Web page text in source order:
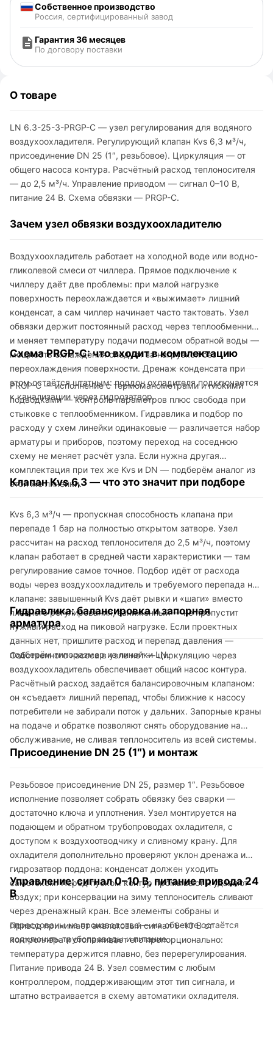
Собственное производство
Россия, сертифицированный завод
Гарантия 36 месяцев
По договору поставки
О товаре
LN 6.3-25-3-PRGP-C — узел регулирования для водяного
воздухоохладителя. Регулирующий клапан Kvs 6,3 м³/ч,
присоединение DN 25 (1″, резьбовое). Циркуляция — от
общего насоса контура. Расчётный расход теплоносителя
— до 2,5 м³/ч. Управление приводом — сигнал 0–10 В,
питание 24 В. Схема обвязки — PRGP-C.
Зачем узел обвязки воздухоохладителю
Воздухоохладитель работает на холодной воде или водно-
гликолевой смеси от чиллера. Прямое подключение к
чиллеру даёт две проблемы: при малой нагрузке
поверхность переохлаждается и «выжимает» лишний
конденсат, а сам чиллер начинает часто тактовать. Узел
обвязки держит постоянный расход через теплообменник
и меняет температуру подачи подмесом обратной воды —
мощность охлаждения следует за нагрузкой без
переохлаждения поверхности. Дренаж конденсата при
этом остаётся штатным: поддон охладителя подключается
к канализации через гидрозатвор.
Схема PRGP-C: что входит в комплектацию
PRGP-C — исполнение с термоманометрами и гибкими
подводками — контроль параметров плюс свобода при
стыковке с теплообменником. Гидравлика и подбор по
расходу у схем линейки одинаковые — различается набор
арматуры и приборов, поэтому переход на соседнюю
схему не меняет расчёт узла. Если нужна другая
комплектация при тех же Kvs и DN — подберём аналог из
этой же линейки.
Клапан Kvs 6,3 — что это значит при подборе
Kvs 6,3 м³/ч — пропускная способность клапана при
перепаде 1 бар на полностью открытом затворе. Узел
рассчитан на расход теплоносителя до 2,5 м³/ч, поэтому
клапан работает в средней части характеристики — там
регулирование самое точное. Подбор идёт от расхода
воды через воздухоохладитель и требуемого перепада на
клапане: завышенный Kvs даёт рывки и «шаги» вместо
плавного регулирования, заниженный — не пропустит
нужный расход на пиковой нагрузке. Если проектных
данных нет, пришлите расход и перепад давления —
подберём типоразмер из линейки LN.
Гидравлика: балансировка и запорная
арматура
Собственного насоса в узле нет — циркуляцию через
воздухоохладитель обеспечивает общий насос контура.
Расчётный расход задаётся балансировочным клапаном:
он «съедает» лишний перепад, чтобы ближние к насосу
потребители не забирали поток у дальних. Запорные краны
на подаче и обратке позволяют снять оборудование на
обслуживание, не сливая теплоноситель из всей системы.
Присоединение DN 25 (1″) и монтаж
Резьбовое присоединение DN 25, размер 1″. Резьбовое
исполнение позволяет собрать обвязку без сварки —
достаточно ключа и уплотнения. Узел монтируется на
подающем и обратном трубопроводах охладителя, с
доступом к воздухоотводчику и сливному крану. Для
охладителя дополнительно проверяют уклон дренажа и
гидрозатвор поддона: конденсат должен уходить
самотёком. Перед пуском контур промывают и удаляют
воздух; при консервации на зиму теплоноситель сливают
через дренажный кран. Все элементы собраны и
опрессованы на производстве — на объекте остаётся
подключить трубопроводы и питание.
Управление: сигнал 0–10 В, питание привода 24
В
Привод принимает аналоговый сигнал 0–10 В от
контроллера и отслеживает его пропорционально:
температура держится плавно, без перерегулирования.
Питание привода 24 В. Узел совместим с любым
контроллером, поддерживающим этот тип сигнала, и
штатно встраивается в схему автоматики охладителя.